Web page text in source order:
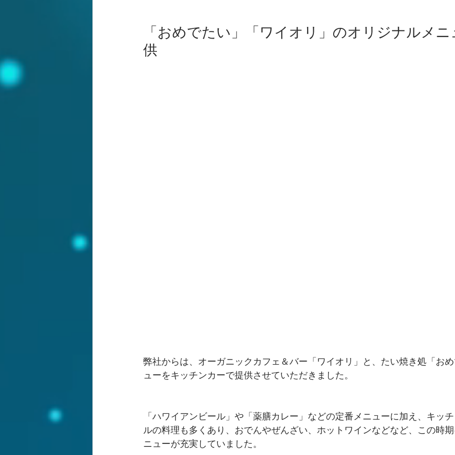
「おめでたい」「ワイオリ」のオリジナルメ
供
弊社からは、オーガニックカフェ＆バー「ワイオリ」と、たい焼き処「お
ューをキッチンカーで提供させていただきました。
「ハワイアンビール」や「薬膳カレー」などの定番メニューに加え、キッ
ルの料理も多くあり、おでんやぜんざい、ホットワインなどなど、この時
ニューが充実していました。